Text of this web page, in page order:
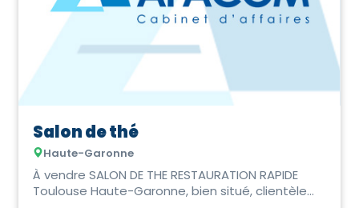
Salon de thé
Haute-Garonne
À vendre SALON DE THE RESTAURATION RAPIDE
Toulouse Haute-Garonne, bien situé, clientèle